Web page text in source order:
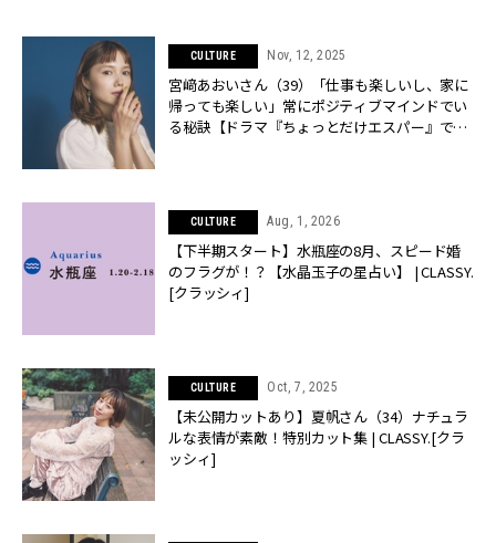
CULTURE Nov, 12, 2025
宮﨑あおいさん（39）「仕事も楽しいし、家に
帰っても楽しい」常にポジティブマインドでい
る秘訣【ドラマ『ちょっとだけエスパー』で13
CULTURE Aug, 1, 2026
【下半期スタート】水瓶座の8月、スピード婚
のフラグが！？【水晶玉子の星占い】 | CLASSY.
[クラッシィ]
CULTURE Oct, 7, 2025
【未公開カットあり】夏帆さん（34）ナチュラ
ルな表情が素敵！特別カット集 | CLASSY.[クラ
ッシィ]